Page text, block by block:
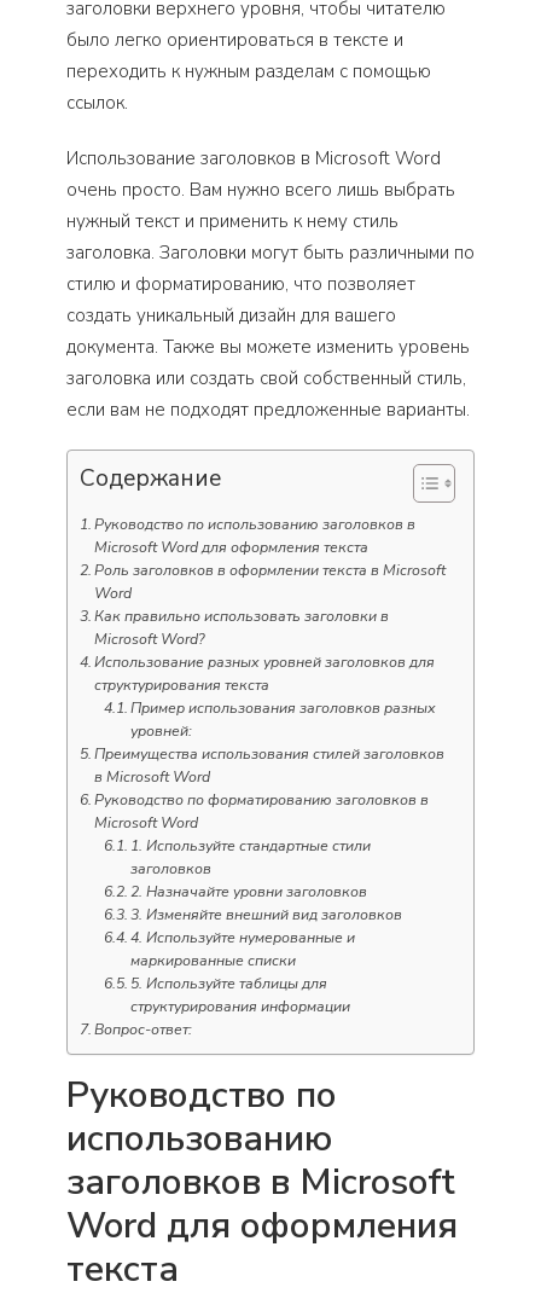
заголовки верхнего уровня, чтобы читателю
было легко ориентироваться в тексте и
переходить к нужным разделам с помощью
ссылок.
Использование заголовков в Microsoft Word
очень просто. Вам нужно всего лишь выбрать
нужный текст и применить к нему стиль
заголовка. Заголовки могут быть различными по
стилю и форматированию, что позволяет
создать уникальный дизайн для вашего
документа. Также вы можете изменить уровень
заголовка или создать свой собственный стиль,
если вам не подходят предложенные варианты.
Содержание
Руководство по использованию заголовков в
Microsoft Word для оформления текста
Роль заголовков в оформлении текста в Microsoft
Word
Как правильно использовать заголовки в
Microsoft Word?
Использование разных уровней заголовков для
структурирования текста
Пример использования заголовков разных
уровней:
Преимущества использования стилей заголовков
в Microsoft Word
Руководство по форматированию заголовков в
Microsoft Word
1. Используйте стандартные стили
заголовков
2. Назначайте уровни заголовков
3. Изменяйте внешний вид заголовков
4. Используйте нумерованные и
маркированные списки
5. Используйте таблицы для
структурирования информации
Вопрос-ответ:
Руководство по
использованию
заголовков в Microsoft
Word для оформления
текста